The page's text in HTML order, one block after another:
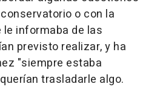
o con la
le informaba de las
previsto realizar, y ha
"siempre estaba
trasladarle algo.